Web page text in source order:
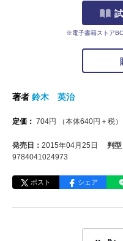
※電子書籍ストア
著者 鈴木 英治
定価： 704円 （本体640円＋税）
発売日： 2015年04月25日 判型
9784041024973
ポスト シェア